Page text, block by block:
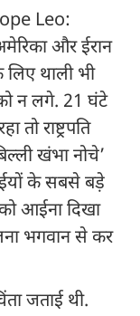
Leo:
और ईरान
थाली भी
न लगे. 21 घंटे
राष्ट्रपति
खंभा नोचे’
के सबसे बड़े
आईना दिखा
भगवान से कर
जताई थी.